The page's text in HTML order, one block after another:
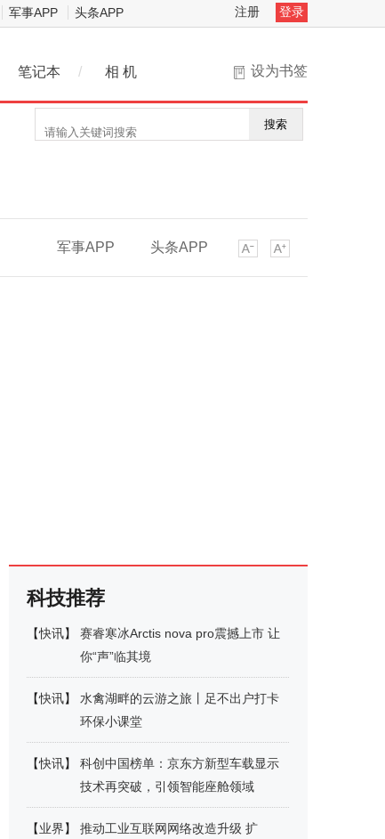
军事APP 头条APP 注册 登录
设为书签
笔记本 / 相 机
搜索
军事APP 头条APP
科技推荐
【快讯】
赛睿寒冰Arctis nova pro震撼上市 让
你“声”临其境
【快讯】
水禽湖畔的云游之旅丨足不出户打卡
环保小课堂
【快讯】
科创中国榜单：京东方新型车载显示
技术再突破，引领智能座舱领域
【业界】
推动工业互联网网络改造升级 扩